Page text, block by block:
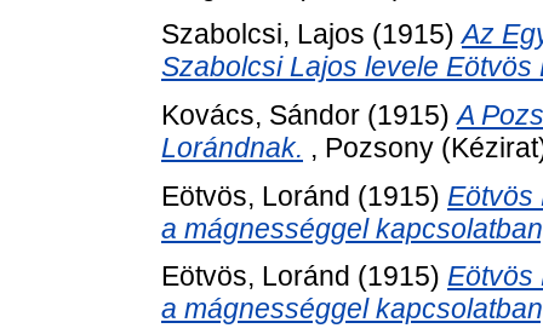
Szabolcsi, Lajos (1915)Az
Szabolcsi Lajos levele Eötvös
Kovács, Sándor (1915)A
Lorándnak. , Pozsony
Eötvös, Loránd (1915) Eötvös
a mágnességgel
Eötvös, Loránd (1915) Eötvös
a mágnességgel